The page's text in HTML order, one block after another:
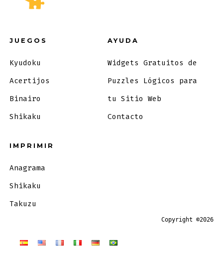
JUEGOS
Kyudoku
Acertijos
Binairo
Shikaku
AYUDA
Widgets Gratuitos de
Puzzles Lógicos para
tu Sitio Web
Contacto
IMPRIMIR
Anagrama
Shikaku
Takuzu